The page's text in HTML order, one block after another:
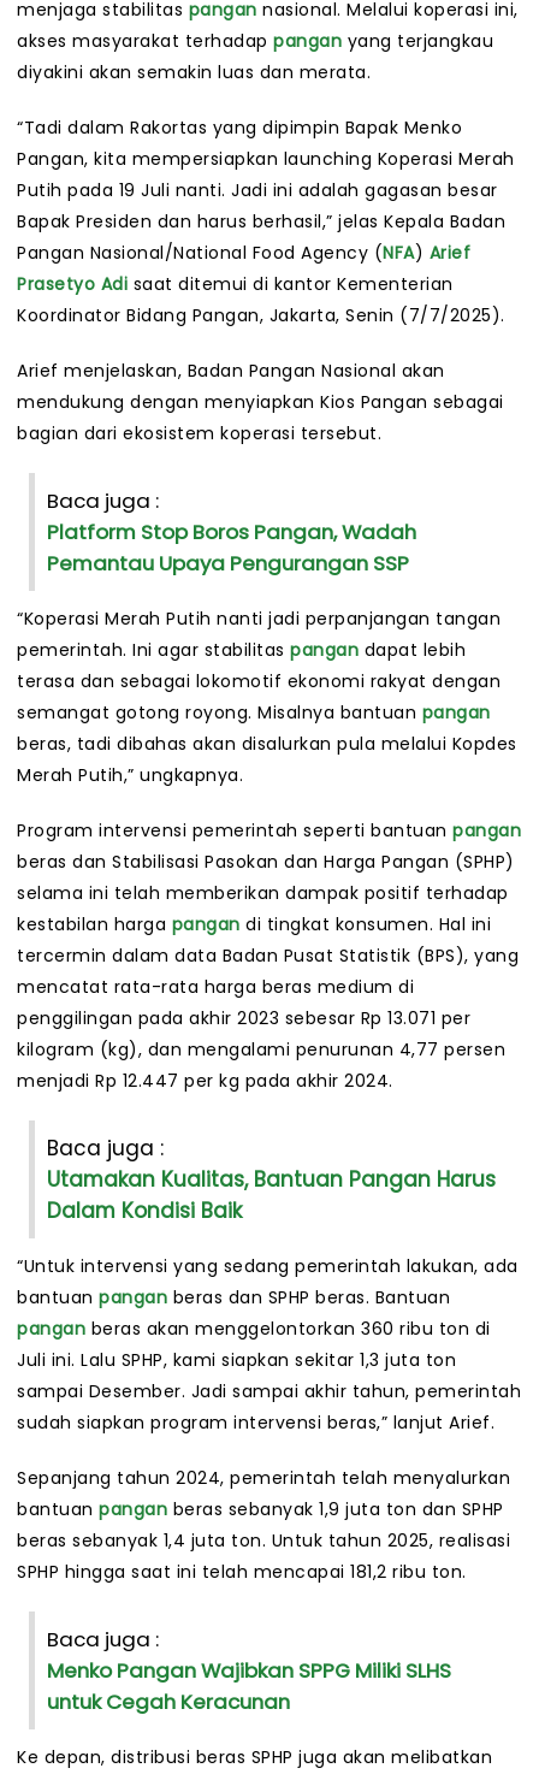
menjaga stabilitas pangan nasional. Melalui koperasi ini,
akses masyarakat terhadap pangan yang terjangkau
diyakini akan semakin luas dan merata.
“Tadi dalam Rakortas yang dipimpin Bapak Menko
Pangan, kita mempersiapkan launching Koperasi Merah
Putih pada 19 Juli nanti. Jadi ini adalah gagasan besar
Bapak Presiden dan harus berhasil,” jelas Kepala Badan
Pangan Nasional/National Food Agency (NFA) Arief
Prasetyo Adi saat ditemui di kantor Kementerian
Koordinator Bidang Pangan, Jakarta, Senin (7/7/2025).
Arief menjelaskan, Badan Pangan Nasional akan
mendukung dengan menyiapkan Kios Pangan sebagai
bagian dari ekosistem koperasi tersebut.
Baca juga :
Platform Stop Boros Pangan, Wadah
Pemantau Upaya Pengurangan SSP
“Koperasi Merah Putih nanti jadi perpanjangan tangan
pemerintah. Ini agar stabilitas pangan dapat lebih
terasa dan sebagai lokomotif ekonomi rakyat dengan
semangat gotong royong. Misalnya bantuan pangan
beras, tadi dibahas akan disalurkan pula melalui Kopdes
Merah Putih,” ungkapnya.
Program intervensi pemerintah seperti bantuan pangan
beras dan Stabilisasi Pasokan dan Harga Pangan (SPHP)
selama ini telah memberikan dampak positif terhadap
kestabilan harga pangan di tingkat konsumen. Hal ini
tercermin dalam data Badan Pusat Statistik (BPS), yang
mencatat rata-rata harga beras medium di
penggilingan pada akhir 2023 sebesar Rp 13.071 per
kilogram (kg), dan mengalami penurunan 4,77 persen
menjadi Rp 12.447 per kg pada akhir 2024.
Baca juga :
Utamakan Kualitas, Bantuan Pangan Harus
Dalam Kondisi Baik
“Untuk intervensi yang sedang pemerintah lakukan, ada
bantuan pangan beras dan SPHP beras. Bantuan
pangan beras akan menggelontorkan 360 ribu ton di
Juli ini. Lalu SPHP, kami siapkan sekitar 1,3 juta ton
sampai Desember. Jadi sampai akhir tahun, pemerintah
sudah siapkan program intervensi beras,” lanjut Arief.
Sepanjang tahun 2024, pemerintah telah menyalurkan
bantuan pangan beras sebanyak 1,9 juta ton dan SPHP
beras sebanyak 1,4 juta ton. Untuk tahun 2025, realisasi
SPHP hingga saat ini telah mencapai 181,2 ribu ton.
Baca juga :
Menko Pangan Wajibkan SPPG Miliki SLHS
untuk Cegah Keracunan
Ke depan, distribusi beras SPHP juga akan melibatkan